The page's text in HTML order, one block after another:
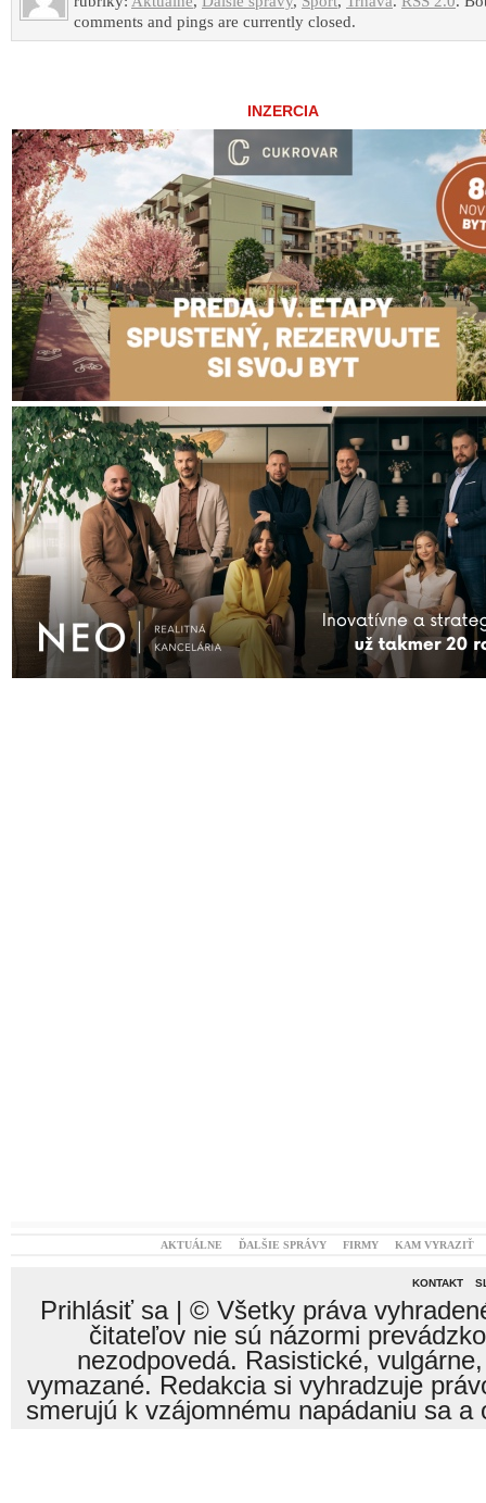
comments and pings are currently closed.
INZERCIA
AKTUÁLNE ĎALŠIE SPRÁVY FIRMY KAM VYRAZIŤ
KONTAKT
Prihlásiť sa| © Všetky práva
čitateľov nie sú názormi
nezodpovedá. Rasistické,
vymazané. Redakcia si vyhradzuje
smerujú k vzájomnému napádaniu sa